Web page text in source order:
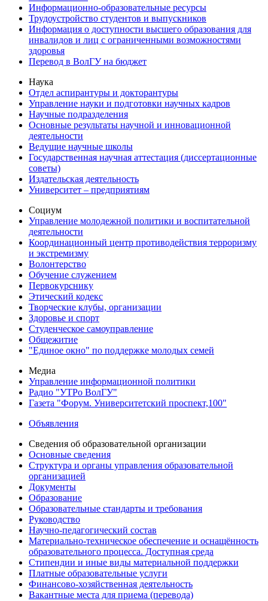
Информационно-образовательные ресурсы
Трудоустройство студентов и выпускников
Информация о доступности высшего образования для
инвалидов и лиц с ограниченными возможностями
здоровья
Перевод в ВолГУ на бюджет
Наука
Отдел аспирантуры и докторантуры
Управление науки и подготовки научных кадров
Научные подразделения
Основные результаты научной и инновационной
деятельности
Ведущие научные школы
Государственная научная аттестация (диссертационные
советы)
Издательская деятельность
Университет – предприятиям
Социум
Управление молодежной политики и воспитательной
деятельности
Координационный центр противодействия терроризму
и экстремизму
Волонтерство
Обучение служением
Первокурснику
Этический кодекс
Творческие клубы, организации
Здоровье и спорт
Студенческое самоуправление
Общежитие
"Единое окно" по поддержке молодых семей
Медиа
Управление информационной политики
Радио "УТРо ВолГУ"
Газета "Форум. Университетский проспект,100"
Объявления
Сведения об образовательной организации
Основные сведения
Структура и органы управления образовательной
организацией
Документы
Образование
Образовательные стандарты и требования
Руководство
Научно-педагогический состав
Материально-техническое обеспечение и оснащённость
образовательного процесса. Доступная среда
Стипендии и иные виды материальной поддержки
Платные образовательные услуги
Финансово-хозяйственная деятельность
Вакантные места для приема (перевода)